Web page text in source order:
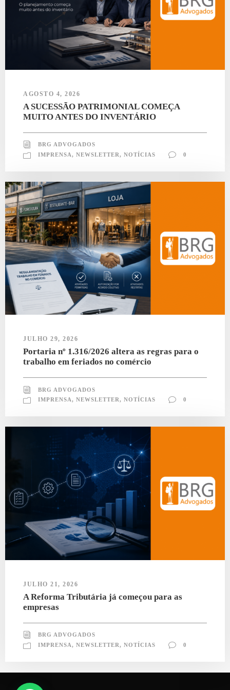
AGOSTO 4, 2026
A SUCESSÃO PATRIMONIAL COMEÇA
MUITO ANTES DO INVENTÁRIO
BRG ADVOGADOS
IMPRENSA
NEWSLETTER NOTÍCIAS 0
JULHO 29, 2026
Portaria nº 1.316/2026 altera as regras para o
trabalho em feriados no comércio
BRG ADVOGADOS
IMPRENSA, NEWSLETTER, NOTÍCIAS 0
JULHO 21, 2026
A Reforma Tributária já começou para as
empresas
BRG ADVOGADOS
IMPRENSA
NEWSLETTER NOTÍCIAS 0